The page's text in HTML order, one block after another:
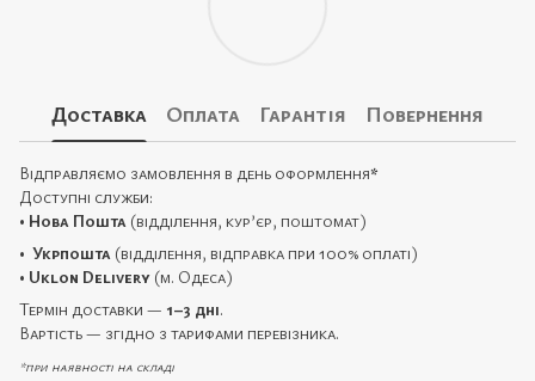
Доставка Оплата Гарантія Повернення
Відправляємо замовлення в день оформлення*
Доступні служби:
• Нова Пошта (відділення, кур’єр, поштомат)
• Укрпошта (відділення, відправка при 100% оплаті)
• Uklon Delivery (м. Одеса)
Термін доставки — 1–3 дні.
Вартість — згідно з тарифами перевізника.
*при наявності на складі